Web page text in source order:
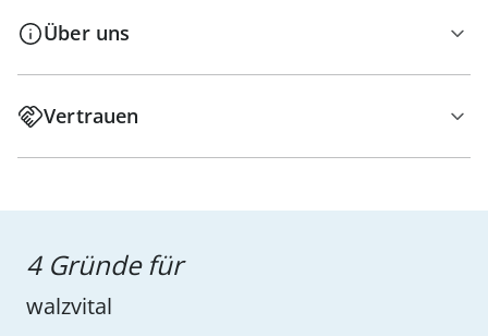
Über uns
Vertrauen
4 Gründe für
walzvital